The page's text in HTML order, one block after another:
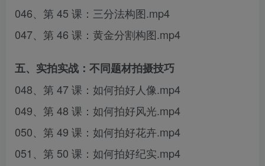
046、第 45 课：三分法构图.mp4
047、第 46 课：黄金分割构图.mp4
五、实拍实战：不同题材拍摄技巧
048、第 47 课：如何拍好人像.mp4
049、第 48 课：如何拍好风光.mp4
050、第 49 课：如何拍好花卉.mp4
051、第 50 课：如何拍好纪实.mp4